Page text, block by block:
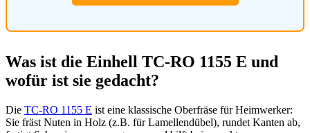
Was ist die Einhell TC-RO 1155 E und
wofür ist sie gedacht?
Die TC-RO 1155 E ist eine klassische Oberfräse für Heimwerker:
Sie fräst Nuten in Holz (z.B. für Lamellendübel), rundet Kanten ab,